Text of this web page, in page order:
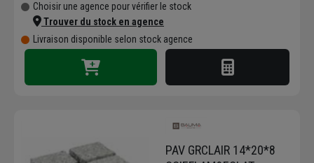
Choisir une agence pour vérifier le stock
Trouver du stock en agence
Livraison disponible selon stock agence
PAV GRCLAIR 14*20*8